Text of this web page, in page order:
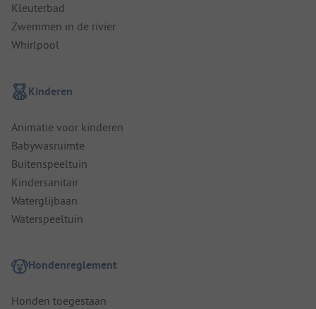
Kleuterbad
Zwemmen in de rivier
Whirlpool
Kinderen
Animatie voor kinderen
Babywasruimte
Buitenspeeltuin
Kindersanitair
Waterglijbaan
Waterspeeltuin
Hondenreglement
Honden toegestaan